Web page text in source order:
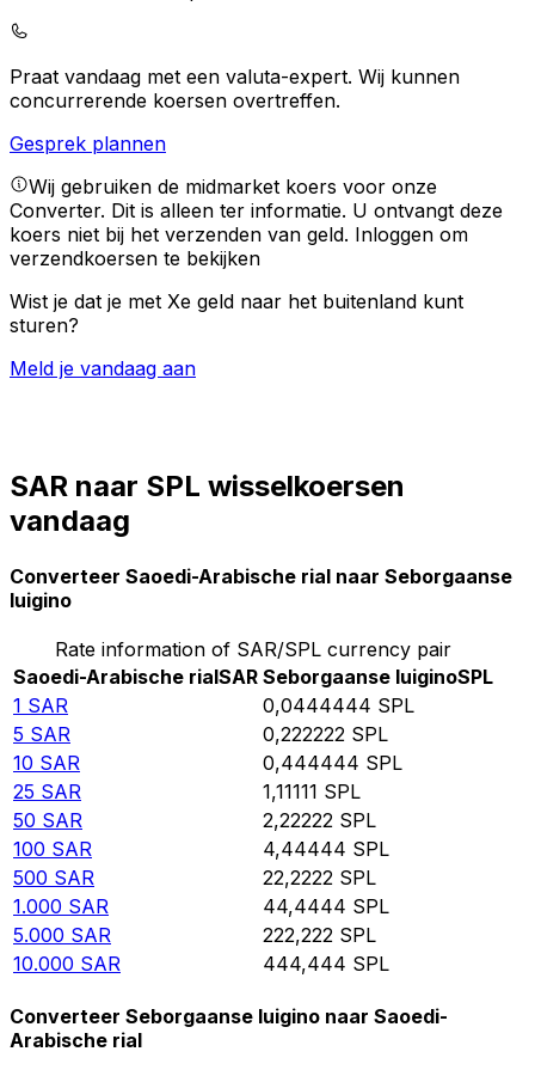
Praat vandaag met een valuta-expert. Wij kunnen
concurrerende koersen overtreffen.
Gesprek plannen
Wij gebruiken de midmarket koers voor onze
Converter. Dit is alleen ter informatie. U ontvangt deze
koers niet bij het verzenden van geld. Inloggen om
verzendkoersen te bekijken
Wist je dat je met Xe geld naar het buitenland kunt
sturen?
Meld je vandaag aan
SAR naar SPL wisselkoersen
vandaag
Converteer Saoedi-Arabische rial naar Seborgaanse
luigino
Rate information of SAR/SPL currency pair
Saoedi-Arabische rialSAR Seborgaanse luiginoSPL
1 SAR 0,0444444 SPL
5 SAR 0,222222 SPL
10 SAR 0,444444 SPL
25 SAR 1,11111 SPL
50 SAR 2,22222 SPL
100 SAR 4,44444 SPL
500 SAR 22,2222 SPL
1.000 SAR 44,4444 SPL
5.000 SAR 222,222 SPL
10.000 SAR 444,444 SPL
Converteer Seborgaanse luigino naar Saoedi-
Arabische rial